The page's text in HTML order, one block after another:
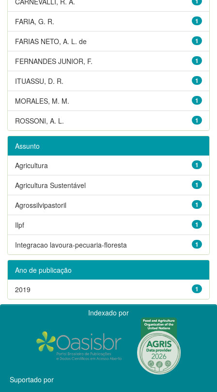
1
FARIA, G. R.
1
FARIAS NETO, A. L. de
1
FERNANDES JUNIOR, F.
1
ITUASSU, D. R.
1
MORALES, M. M.
1
ROSSONI, A. L.
Assunto
1
Agricultura
1
Agricultura Sustentável
1
Agrossilvipastoril
1
Ilpf
1
Integracao lavoura-pecuaria-floresta
Ano de publicação
1
2019
Indexado por
Suportado por